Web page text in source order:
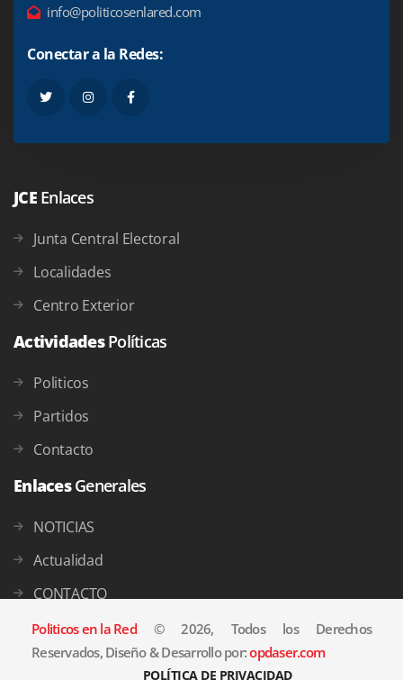
info@politicosenlared.com
Conectar a la Redes:
JCE Enlaces
Junta Central Electoral
Localidades
Centro Exterior
ActividadesPolíticas
Politicos
Partidos
Contacto
EnlacesGenerales
NOTICIAS
Actualidad
CONTACTO
Politicos en la Red© 2026, Todos los Derechos
Reservados, Diseño & Desarrollo por:opdaser.com
POLÍTICA DE PRIVACIDAD